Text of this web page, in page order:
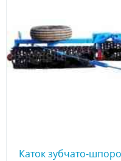
Каток зубчато-